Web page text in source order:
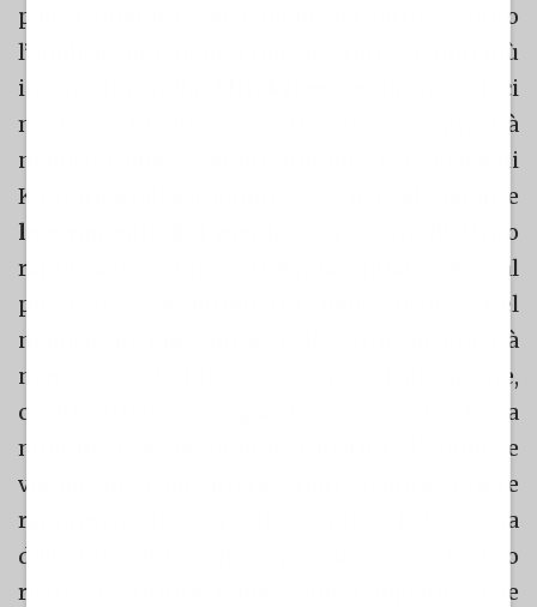
pausa operativa alla quale ha fatto seguito
l’applicazione di una nuova strategia, non più
incentrata sulla
, ossia su veloci
manovre rivolte verso il centro di gravità
nemico come avvenuto durante l’offensiva di
Kupyansk nel settembre 2022, ma sul costante
logoramento del nemico
. La guerra d’attrito
rappresenta una strategia finalizzata al
progressivo esaurimento delle risorse del
nemico, in tale contesto il centro di gravità
nemico, definito come l’ubicazione,
caratteristiche, o capacità da cui una forza
militare trae le proprie capacità d’azione e
voglia di combattere, non risulta essere
rappresentato da un punto fisico, ma
dall’impalcatura
che regge lo sforzo bellico
russo, costituita dalla catena logistica che